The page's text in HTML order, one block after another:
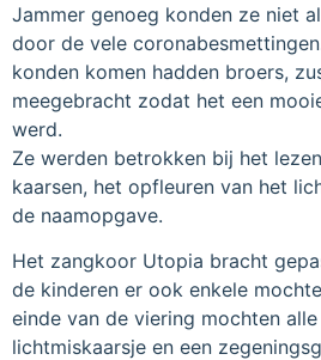
Jammer genoeg konden ze niet
door de vele
konden komen hadden broers,
meegebracht zodat het een
werd.
Ze werden betrokken bij het
kaarsen, het opfleuren van het
de naamopgave.
Het zangkoor Utopia bracht
de kinderen er ook enkele
einde van de viering mochten
lichtmiskaarsje en een